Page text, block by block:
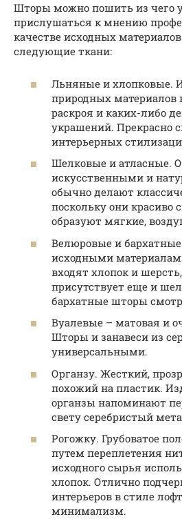
Шторы можно пошить из чего
прислушаться к мнению
качестве исходных
следующие ткани:
Льняные и хлопковые.
природных материалов
раскроя и каких-либо
украшений. Прекрасно
интерьерных
Шелковые и атласные.
искусственными и
обычно делают
поскольку они красиво
образуют мягкие,
Велюровые и
исходными
входят хлопок и
присутствует еще и
бархатные шторы
Вуалевые – матовая и
Шторы и занавеси из
универсальными.
Органзу. Жесткий,
похожий на пластик.
органзы напоминают
свету серебристый
Рогожку. Грубоватое
путем переплетения
исходного сырья
хлопок. Отлично
интерьеров в стиле
минимализм.